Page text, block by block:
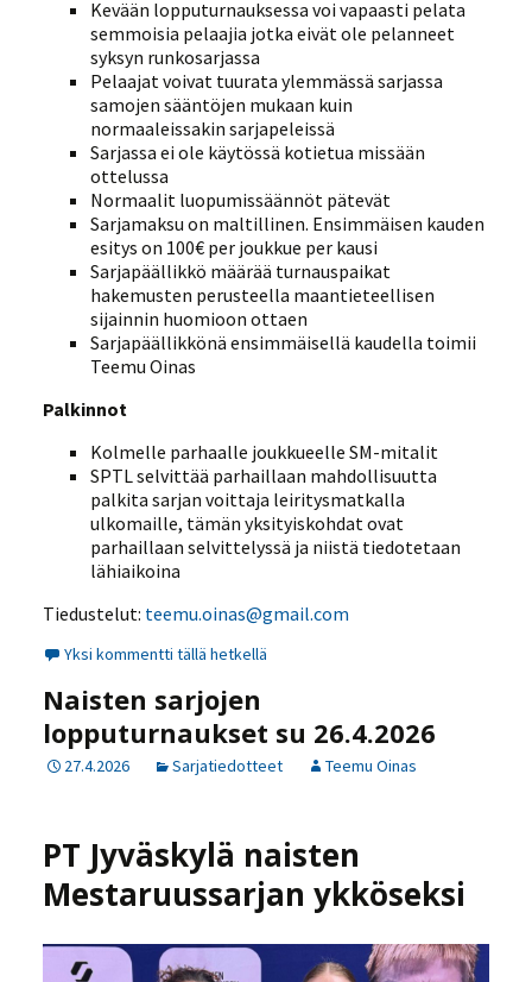
Kevään lopputurnauksessa voi vapaasti pelata
semmoisia pelaajia jotka eivät ole pelanneet
syksyn runkosarjassa
Pelaajat voivat tuurata ylemmässä sarjassa
samojen sääntöjen mukaan kuin
normaaleissakin sarjapeleissä
Sarjassa ei ole käytössä kotietua missään
ottelussa
Normaalit luopumissäännöt pätevät
Sarjamaksu on maltillinen. Ensimmäisen kauden
esitys on 100€ per joukkue per kausi
Sarjapäällikkö määrää turnauspaikat
hakemusten perusteella maantieteellisen
sijainnin huomioon ottaen
Sarjapäällikkönä ensimmäisellä kaudella toimii
Teemu Oinas
Palkinnot
Kolmelle parhaalle joukkueelle SM-mitalit
SPTL selvittää parhaillaan mahdollisuutta
palkita sarjan voittaja leiritysmatkalla
ulkomaille, tämän yksityiskohdat ovat
parhaillaan selvittelyssä ja niistä tiedotetaan
lähiaikoina
Tiedustelut: teemu.oinas@gmail.com
Yksi kommentti tällä hetkellä
Naisten sarjojen
lopputurnaukset su 26.4.2026
27.4.2026 Sarjatiedotteet Teemu Oinas
PT Jyväskylä naisten
Mestaruussarjan ykköseksi